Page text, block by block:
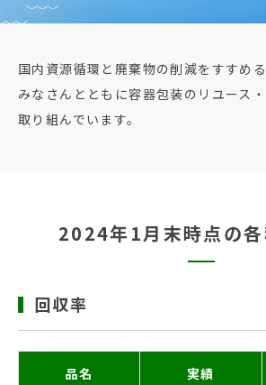
国内資源循環と廃棄物の削減をすすめ
みなさんとともに容器包装のリユース
取り組んでいます。
2024年1月末時点の各
回収率
品名 実績